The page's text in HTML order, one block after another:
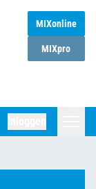
MIXonline
MIXpro